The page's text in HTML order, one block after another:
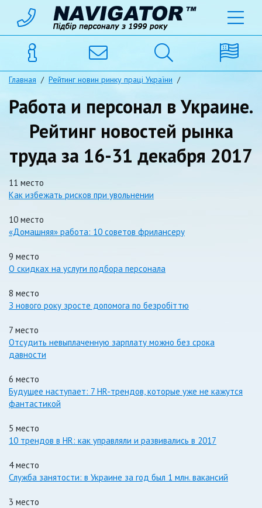
Главная / Рейтинг новин ринку праці України /
Работа и персонал в Украине.
Рейтинг новостей рынка
труда за 16-31 декабря 2017
11 место
Как избежать рисков при увольнении
10 место
«Домашняя» работа: 10 советов фрилансеру
9 место
О скидках на услуги подбора персонала
8 место
З нового року зросте допомога по безробіттю
7 место
Отсудить невыплаченную зарплату можно без срока
давности
6 место
Будущее наступает: 7 HR-трендов, которые уже не кажутся
фантастикой
5 место
10 трендов в HR: как управляли и развивались в 2017
4 место
Служба занятости: в Украине за год был 1 млн. вакансий
3 место